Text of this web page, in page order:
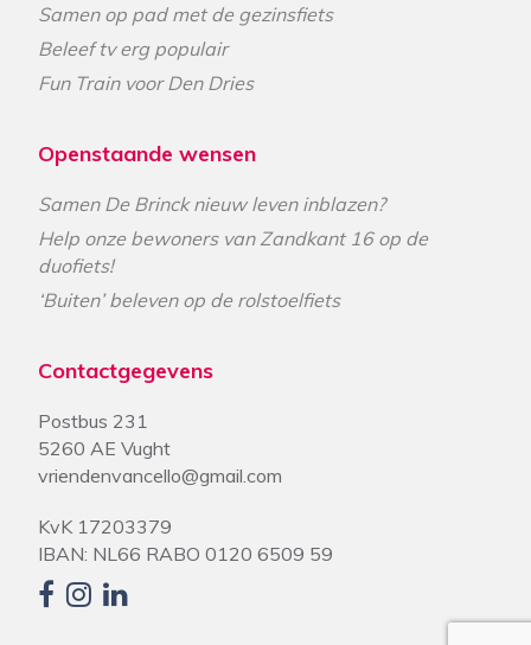
Samen op pad met de gezinsfiets
Beleef tv erg populair
Fun Train voor Den Dries
Openstaande wensen
Samen De Brinck nieuw leven inblazen?
Help onze bewoners van Zandkant 16 op de
duofiets!
‘Buiten’ beleven op de rolstoelfiets
Contactgegevens
Postbus 231
5260 AE Vught
vriendenvancello@gmail.com
KvK 17203379
IBAN: NL66 RABO 0120 6509 59